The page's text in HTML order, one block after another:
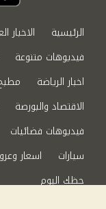
الرئيسية الاخبار
فيديوهات متنوعة
اخبار الرياضة
الاقتصاد والبورصة
فيديوهات فضائيات
سيارات
اسعار
حظك اليوم